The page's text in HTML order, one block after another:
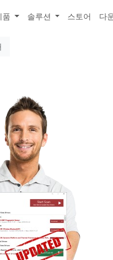
품 솔루션 스토어 다